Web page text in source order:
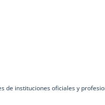
de instituciones oficiales y